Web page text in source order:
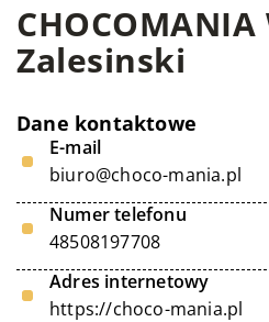
Zalesinski
Dane kontaktowe
E-mail
biuro@choco-mania.pl
Numer telefonu
48508197708
Adres internetowy
https://choco-mania.pl